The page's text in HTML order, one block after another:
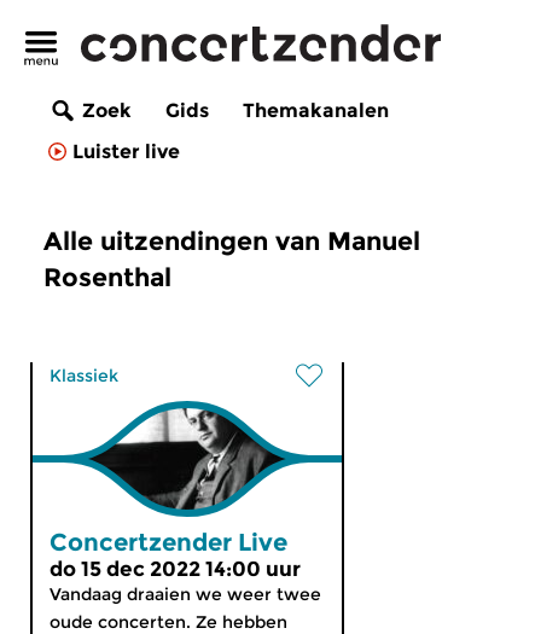
Zoek Gids
Themakanalen
Luister live
Alle uitzendingen van Manuel
Rosenthal
Klassiek
Concertzender Live
do 15 dec 2022 14:00 uur
Vandaag draaien we weer twee
oude concerten. Ze hebben